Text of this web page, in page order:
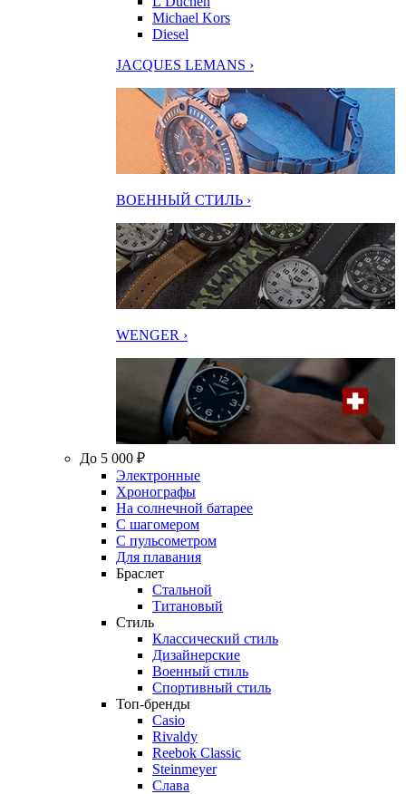
Michael Kors
Diesel
JACQUES LEMANS ›
ВОЕННЫЙ СТИЛЬ ›
WENGER ›
До 5 000 ₽
Электронные
Хронографы
На солнечной батарее
С шагомером
С пульсометром
Для плавания
Браслет
Стальной
Титановый
Стиль
Классический стиль
Дизайнерские
Военный стиль
Спортивный стиль
Топ-бренды
Casio
Rivaldy
Reebok Classic
Steinmeyer
Слава